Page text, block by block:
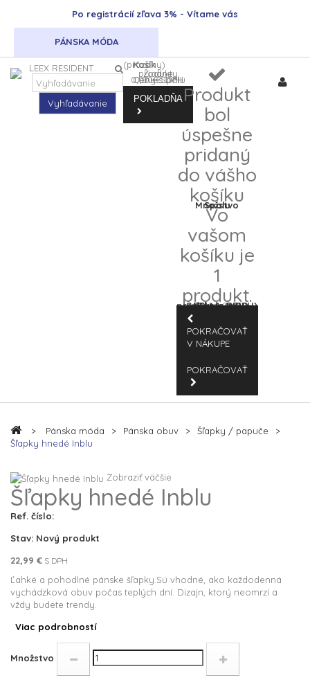
PÁNSKA MÓDA
Po registrácií zľava 3% - Vítame vás
Vyhľadávanie
Košík
(prázdny)
Žiadne produkty
0,00 € DPH
0,00 € Spolu
Ceny s DPH
POKLADŇA Produkt
bol
úspešne
pridaný
do vášho
košíku
Množstvo
Spolu
Vo
vašom
košíku je
1
produkt.
Spolu za produkty: (s DPH)
DPH 0,00 €
Spolu (s DPH)
POKRAČOVAŤ
V NÁKUPE
POKRAČOVAŤ
> Pánska móda > Pánska obuv > Šľapky / papuče
>
Šľapky hnedé Inblu
Zobraziť väčšie
Šľapky hnedé Inblu
Ref. číslo:
Stav: Nový produkt
22,99 € S DPH
Ľahké a pohodlné pánske šľapky.Sú vhodné, ako každodenná
vychádzková obuv počas teplých dní. Dizajn, ktorý neomrzí a
vždy budete trendy.
Viac podrobností
Množstvo